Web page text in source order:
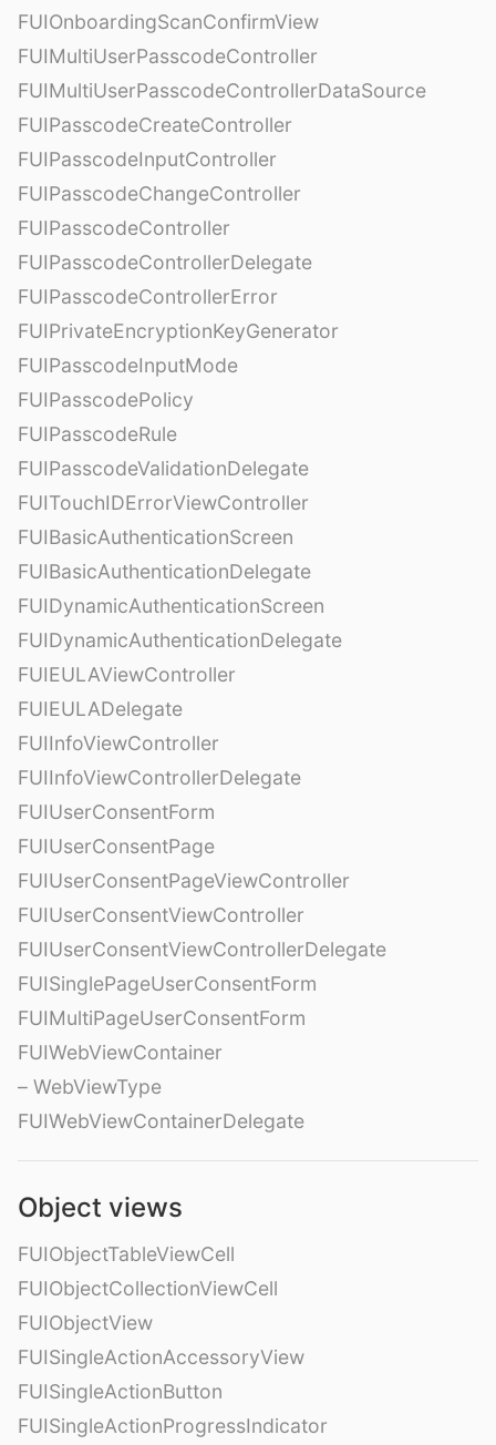
FUIOnboardingScanConfirmView
FUIMultiUserPasscodeController
FUIMultiUserPasscodeControllerDataSource
FUIPasscodeCreateController
FUIPasscodeInputController
FUIPasscodeChangeController
FUIPasscodeController
FUIPasscodeControllerDelegate
FUIPasscodeControllerError
FUIPrivateEncryptionKeyGenerator
FUIPasscodeInputMode
FUIPasscodePolicy
FUIPasscodeRule
FUIPasscodeValidationDelegate
FUITouchIDErrorViewController
FUIBasicAuthenticationScreen
FUIBasicAuthenticationDelegate
FUIDynamicAuthenticationScreen
FUIDynamicAuthenticationDelegate
FUIEULAViewController
FUIEULADelegate
FUIInfoViewController
FUIInfoViewControllerDelegate
FUIUserConsentForm
FUIUserConsentPage
FUIUserConsentPageViewController
FUIUserConsentViewController
FUIUserConsentViewControllerDelegate
FUISinglePageUserConsentForm
FUIMultiPageUserConsentForm
FUIWebViewContainer
– WebViewType
FUIWebViewContainerDelegate
Object views
FUIObjectTableViewCell
FUIObjectCollectionViewCell
FUIObjectView
FUISingleActionAccessoryView
FUISingleActionButton
FUISingleActionProgressIndicator